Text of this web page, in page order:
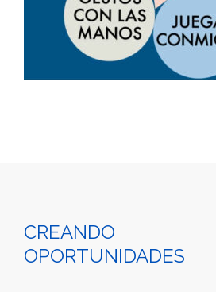
ÁREA PRIVADA
CREANDO
OPORTUNIDADES